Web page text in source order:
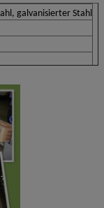
galvanisierter Stahl